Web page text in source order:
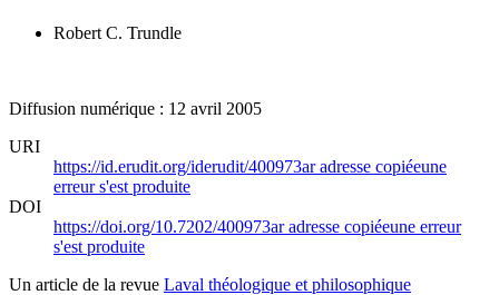
Robert C. Trundle
Diffusion numérique : 12 avril 2005
URI
https://id.erudit.org/iderudit/400973aradresse copiéeune
erreur s'est produite
DOI
https://doi.org/10.7202/400973aradresse copiéeune erreur
s'est produite
Un article de la revue Laval théologique et philosophique